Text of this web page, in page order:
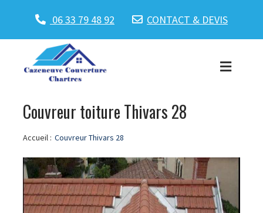
06 33 79 48 92 CONTACT & DEVIS
Couvreur toiture Thivars 28
Accueil : Couvreur Thivars 28